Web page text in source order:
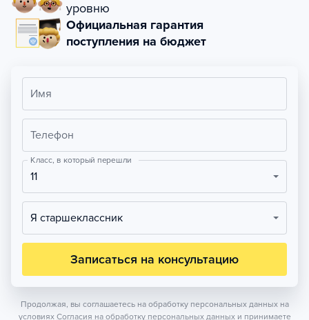
уровню
Официальная гарантия
поступления на бюджет
Имя
Телефон
Класс, в который перешли
11
Я старшеклассник
Записаться на консультацию
Продолжая, вы соглашаетесь на обработку персональных данных на
условиях Согласия на обработку персональных данных и принимаете